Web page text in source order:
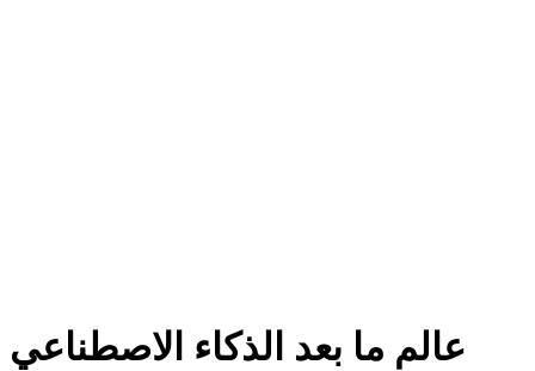
عالم ما بعد الذكاء الاصطناعي